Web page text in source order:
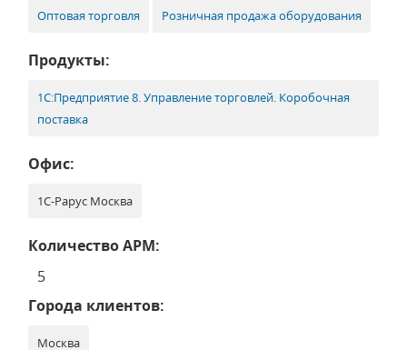
Оптовая торговля Розничная продажа оборудования
Продукты:
1С:Предприятие 8. Управление торговлей. Коробочная
поставка
Офис:
1С-Рарус Москва
Количество АРМ:
5
Города клиентов:
Москва